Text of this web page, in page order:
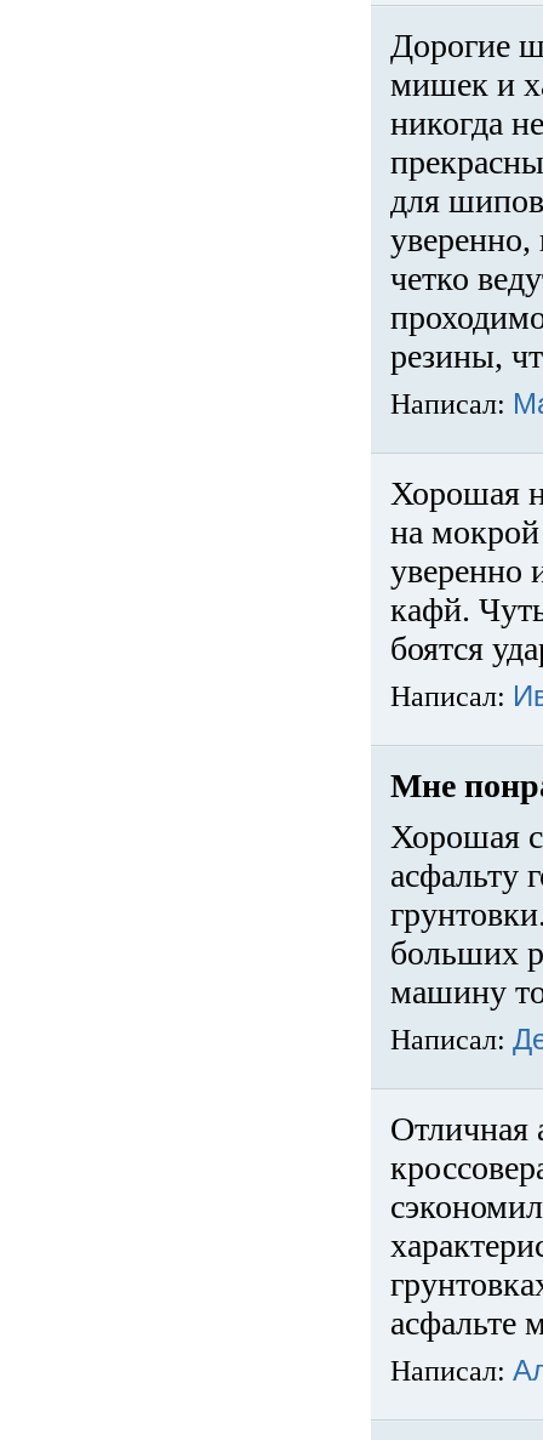
Дорогие
мишек и
никогда
для
четко
резины,
Написал:
Хорошая
на
уверенно
кафй.
боятся
Написал:
Мне
Хорошая
асфальту
больших
машину
Написал:
Отличная
асфальте
Написал: